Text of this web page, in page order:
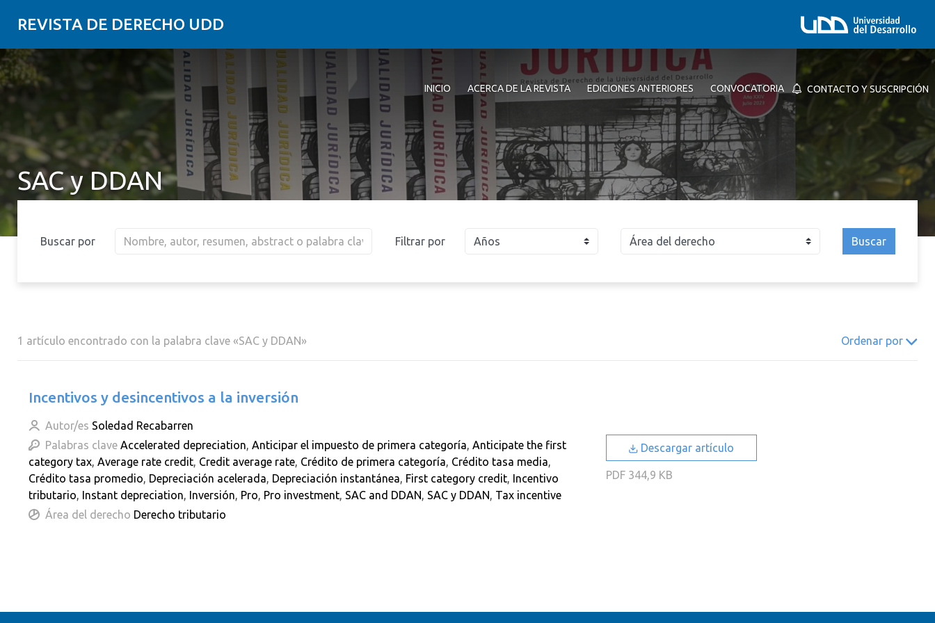
REVISTA DE DERECHO UDD
INICIO ACERCA DE LA REVISTA EDICIONES ANTERIORES CONVOCATORIA CONTACTO Y SUSCRIPCIÓN
SAC y DDAN
Buscar por Filtrar por Años
2002 2001 2000
Buscar
1 artículo encontrado con la palabra clave «SAC y DDAN» Ordenar por
Incentivos y desincentivos a la inversión
Autor/es Soledad Recabarren
Palabras clave Accelerated depreciation, Anticipar el impuesto de primera categoría, Anticipate the first
category tax, Average rate credit, Credit average rate, Crédito de primera categoría, Crédito tasa media,
Crédito tasa promedio, Depreciación acelerada, Depreciación instantánea, First category credit, Incentivo
tributario, Instant depreciation, Inversión, Pro, Pro investment, SAC and DDAN, SAC y DDAN, Tax incentive
Área del derecho Derecho tributario
Descargar artículo
PDF344,9 KB